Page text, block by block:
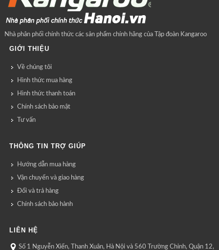
Nhà phân phối chính thức các sản phẩm chính hãng của Tập đoàn Kangaroo
GIỚI THIỆU
Về chúng tôi
Hình thức mua hàng
Hình thức thanh toán
Chính sách bảo mật
Tư vấn
THÔNG TIN TRỢ GIÚP
Hướng dẫn mua hàng
Vận chuyển và giao hàng
Đổi và trả hàng
Chính sách bảo hành
LIÊN HỆ
Số 1 Nguyễn Xiển, Thanh Xuân, Hà Nội và 560 Trường Chinh, Quận 12,